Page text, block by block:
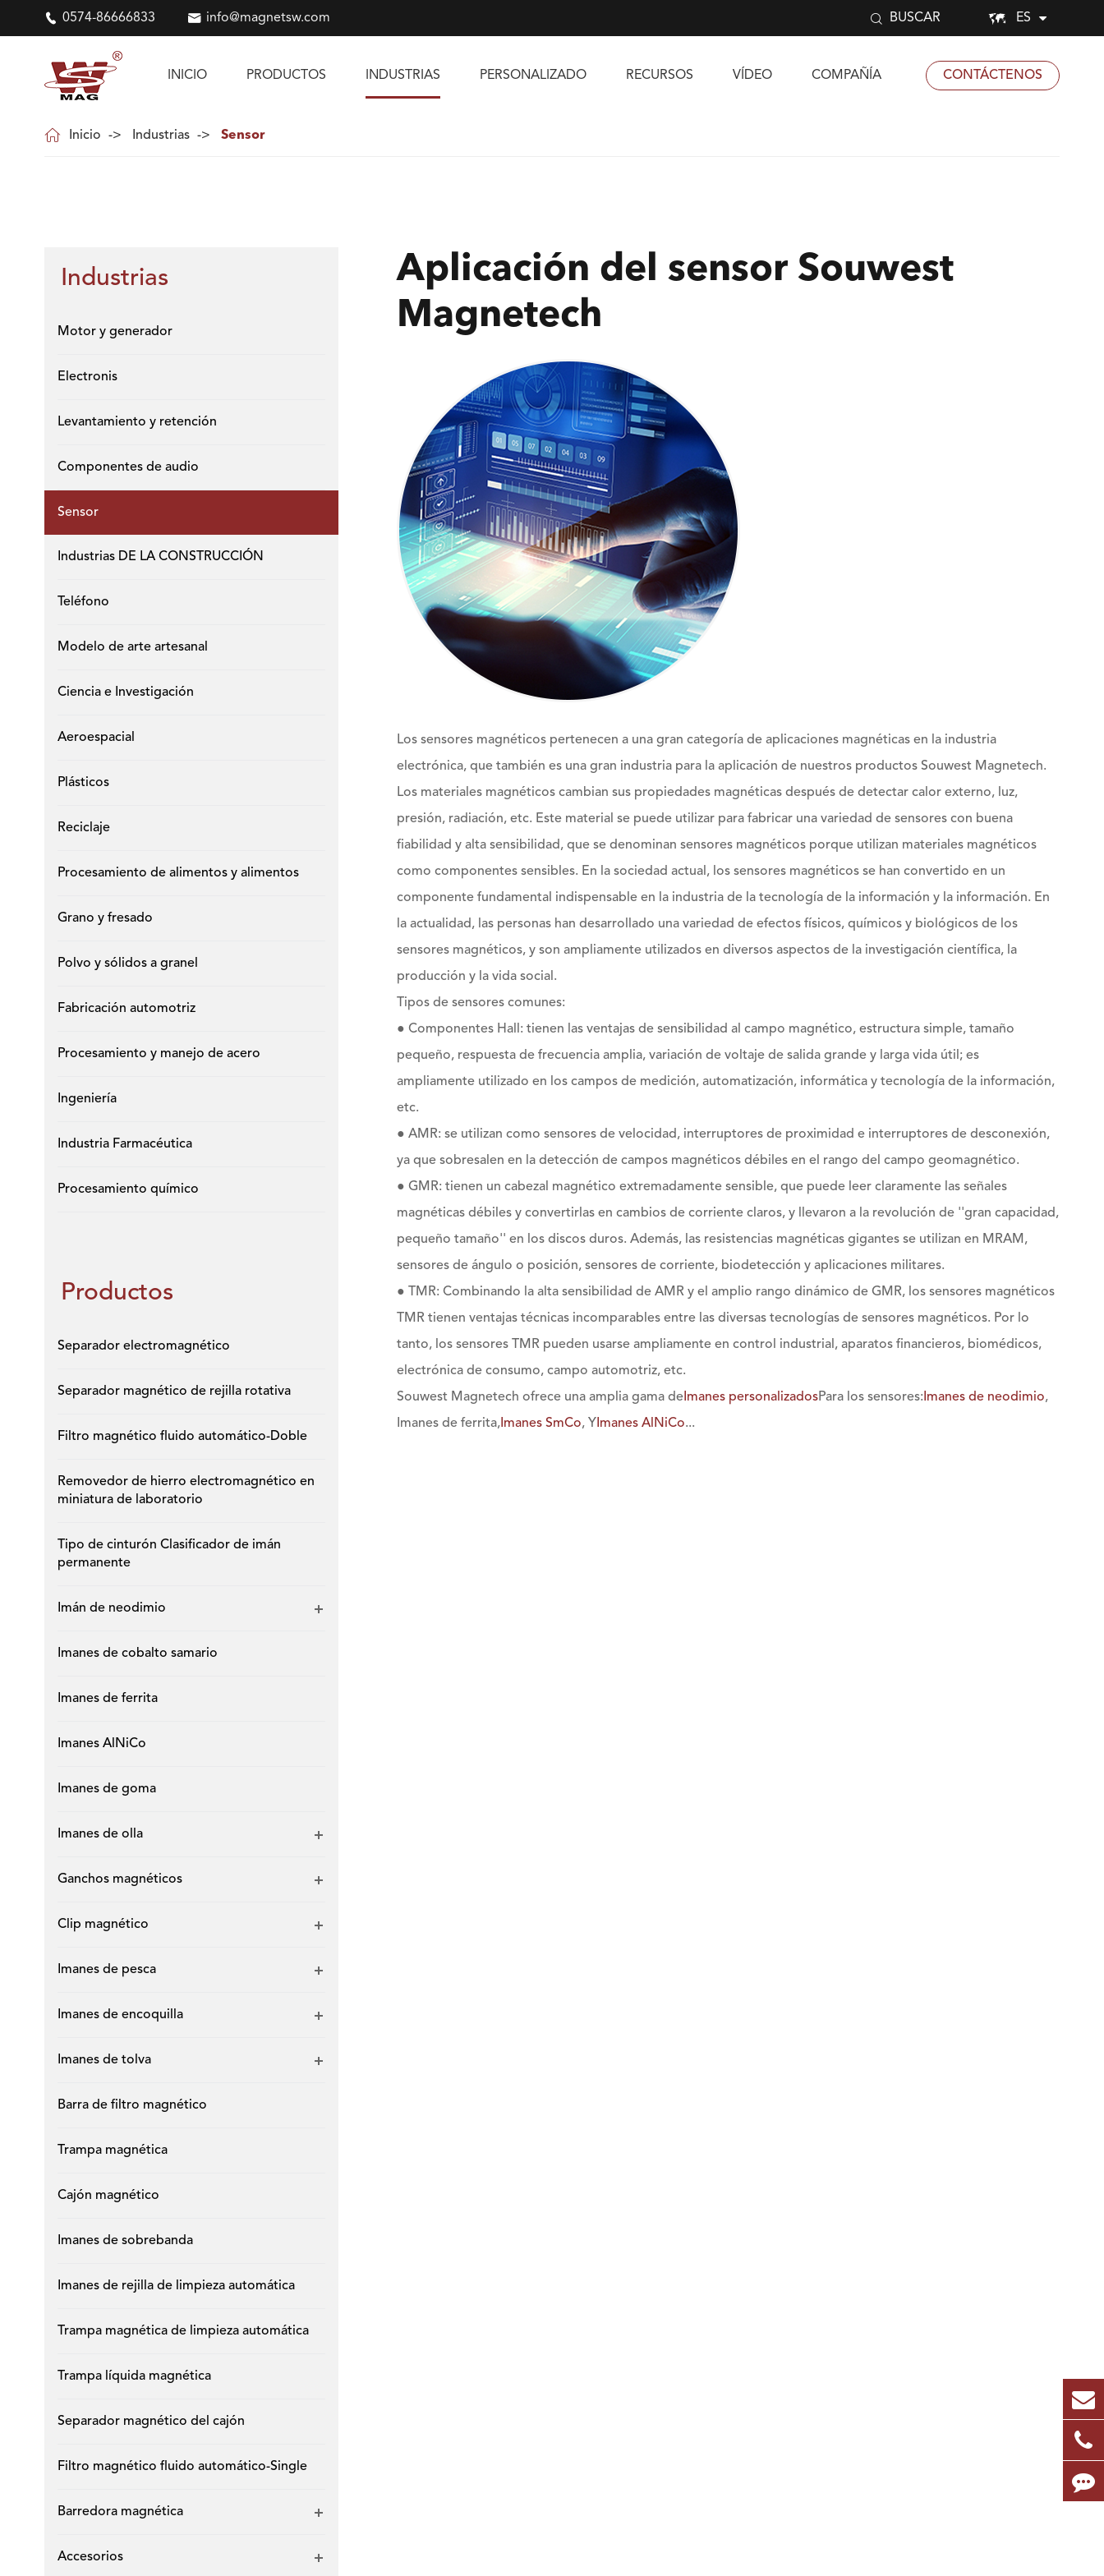
 0574-86666833  info@magnetsw.com  BUSCAR  ES
INICIO PRODUCTOS INDUSTRIAS PERSONALIZADO RECURSOS VÍDEO COMPAÑÍA CONTÁCTENOS
 Inicio Industrias Sensor
Industrias
Motor y generador
Electronis
Levantamiento y retención
Componentes de audio
Sensor
Industrias DE LA CONSTRUCCIÓN
Teléfono
Modelo de arte artesanal
Ciencia e Investigación
Aeroespacial
Plásticos
Reciclaje
Procesamiento de alimentos y alimentos
Grano y fresado
Polvo y sólidos a granel
Fabricación automotriz
Procesamiento y manejo de acero
Ingeniería
Industria Farmacéutica
Procesamiento químico
Productos
Separador electromagnético
Separador magnético de rejilla rotativa
Filtro magnético fluido automático-Doble
Removedor de hierro electromagnético en
miniatura de laboratorio
Tipo de cinturón Clasificador de imán
permanente
Imán de neodimio
Imanes de cobalto samario
Imanes de ferrita
Imanes AlNiCo
Imanes de goma
Imanes de olla
Ganchos magnéticos
Clip magnético
Imanes de pesca
Imanes de encoquilla
Imanes de tolva
Barra de filtro magnético
Trampa magnética
Cajón magnético
Imanes de sobrebanda
Imanes de rejilla de limpieza automática
Trampa magnética de limpieza automática
Trampa líquida magnética
Separador magnético del cajón
Filtro magnético fluido automático-Single
Barredora magnética
Accesorios
Aplicación del sensor Souwest
Magnetech
Los sensores magnéticos pertenecen a una gran categoría de aplicaciones magnéticas en la industria
electrónica, que también es una gran industria para la aplicación de nuestros productos Souwest Magnetech.
Los materiales magnéticos cambian sus propiedades magnéticas después de detectar calor externo, luz,
presión, radiación, etc. Este material se puede utilizar para fabricar una variedad de sensores con buena
fiabilidad y alta sensibilidad, que se denominan sensores magnéticos porque utilizan materiales magnéticos
como componentes sensibles. En la sociedad actual, los sensores magnéticos se han convertido en un
componente fundamental indispensable en la industria de la tecnología de la información y la información. En
la actualidad, las personas han desarrollado una variedad de efectos físicos, químicos y biológicos de los
sensores magnéticos, y son ampliamente utilizados en diversos aspectos de la investigación científica, la
producción y la vida social.
Tipos de sensores comunes:
● Componentes Hall: tienen las ventajas de sensibilidad al campo magnético, estructura simple, tamaño
pequeño, respuesta de frecuencia amplia, variación de voltaje de salida grande y larga vida útil; es
ampliamente utilizado en los campos de medición, automatización, informática y tecnología de la información,
etc.
● AMR: se utilizan como sensores de velocidad, interruptores de proximidad e interruptores de desconexión,
ya que sobresalen en la detección de campos magnéticos débiles en el rango del campo geomagnético.
● GMR: tienen un cabezal magnético extremadamente sensible, que puede leer claramente las señales
magnéticas débiles y convertirlas en cambios de corriente claros, y llevaron a la revolución de ''gran capacidad,
pequeño tamaño'' en los discos duros. Además, las resistencias magnéticas gigantes se utilizan en MRAM,
sensores de ángulo o posición, sensores de corriente, biodetección y aplicaciones militares.
● TMR: Combinando la alta sensibilidad de AMR y el amplio rango dinámico de GMR, los sensores magnéticos
TMR tienen ventajas técnicas incomparables entre las diversas tecnologías de sensores magnéticos. Por lo
tanto, los sensores TMR pueden usarse ampliamente en control industrial, aparatos financieros, biomédicos,
electrónica de consumo, campo automotriz, etc.
Souwest Magnetech ofrece una amplia gama deImanes personalizadosPara los sensores: Imanes de neodimio,
Imanes de ferrita,Imanes SmCo, Y Imanes AlNiCo...